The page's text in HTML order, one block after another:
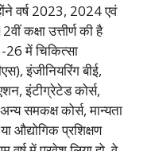
वर्ष 2023, 2024 एवं
कक्षा उत्तीर्ण की है
26 में चिकित्सा
इंजीनियरिंग बीई,
इंटीग्रेटेड कोर्स,
समकक्ष कोर्स, मान्यता
औद्योगिक प्रशिक्षण